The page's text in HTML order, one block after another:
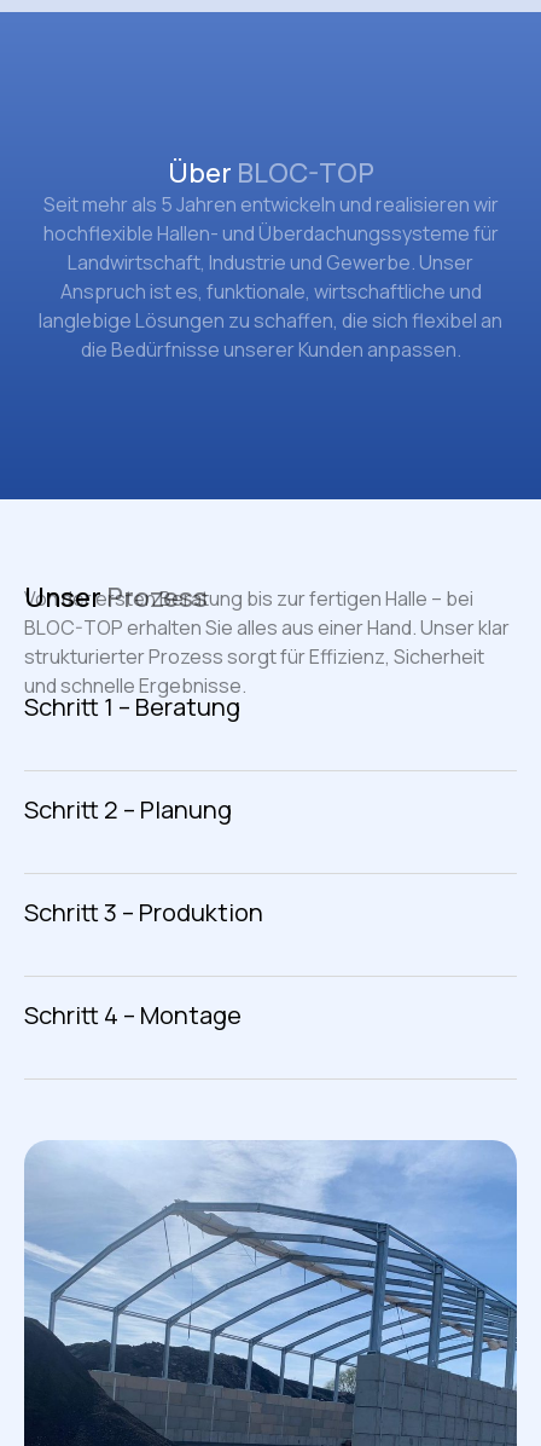
Über BLOC-TOP
Seit mehr als 5 Jahren entwickeln und realisieren wir
hochflexible Hallen- und Überdachungssysteme für
Landwirtschaft, Industrie und Gewerbe. Unser
Anspruch ist es, funktionale, wirtschaftliche und
langlebige Lösungen zu schaffen, die sich flexibel an
die Bedürfnisse unserer Kunden anpassen.
UnserProzess
Von der ersten Beratung bis zur fertigen Halle – bei
BLOC-TOP erhalten Sie alles aus einer Hand. Unser klar
strukturierter Prozess sorgt für Effizienz, Sicherheit
und schnelle Ergebnisse.
Schritt 1 – Beratung
Schritt 2 – Planung
Schritt 3 – Produktion
Schritt 4 – Montage